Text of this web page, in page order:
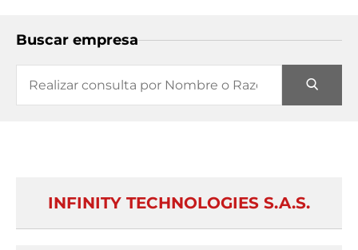
Buscar empresa
INFINITY TECHNOLOGIES S.A.S.